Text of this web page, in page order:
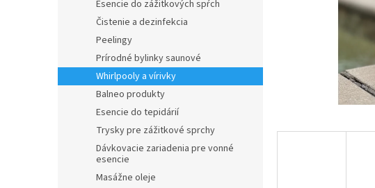
Esencie do zážitkových spŕch
Čistenie a dezinfekcia
Peelingy
Prírodné bylinky saunové
Whirlpooly a vírivky
Balneo produkty
Esencie do tepidárií
Trysky pre zážitkové sprchy
Dávkovacie zariadenia pre vonné
esencie
Masážne oleje